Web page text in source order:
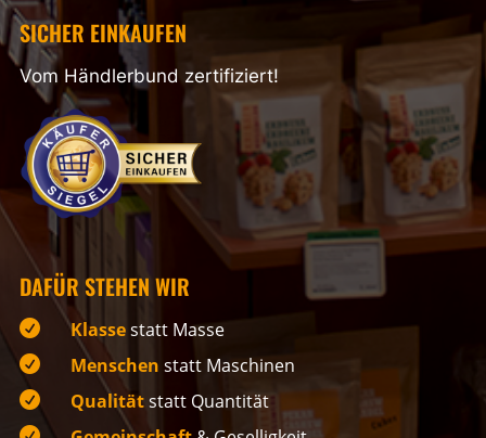
SICHER EINKAUFEN
Vom Händlerbund zertifiziert!
DAFÜR STEHEN WIR
 Klassestatt Masse
 Menschen statt Maschinen
 Qualitätstatt Quantität